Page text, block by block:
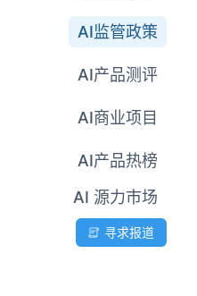
AI监管政策
AI产品测评
AI商业项目
AI产品热榜
AI 源力市场
寻求报道